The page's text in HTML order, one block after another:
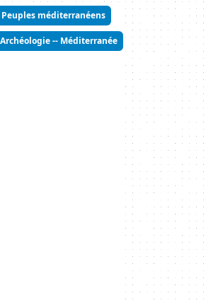
Peuples méditerranéens
Archéologie -- Méditerranée